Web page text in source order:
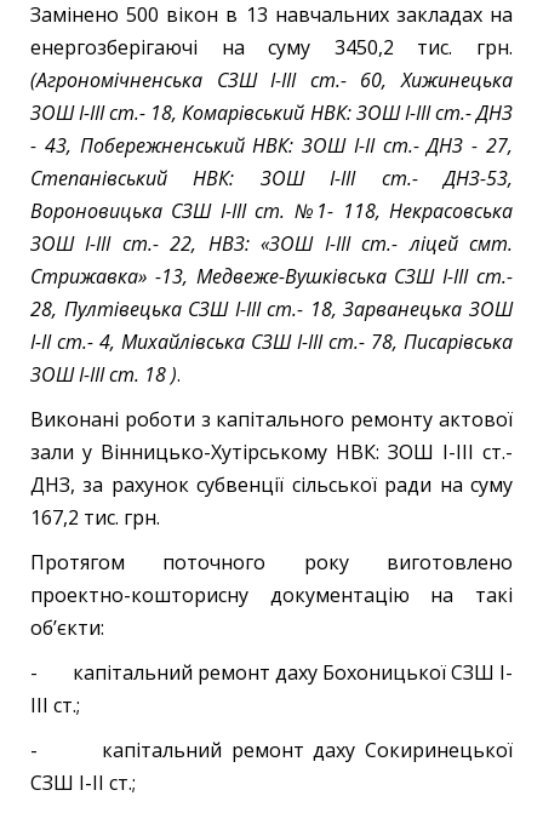
Замінено 500 вікон в 13 навчальних закладах на
енергозберігаючі на суму 3450,2 тис. грн.
(Агрономічненська СЗШ І-ІІІ ст.- 60, Хижинецька
ЗОШ І-ІІІ ст.- 18, Комарівський НВК: ЗОШ І-ІІІ ст.- ДНЗ
- 43, Побережненський НВК: ЗОШ І-ІІ ст.- ДНЗ - 27,
Степанівський НВК: ЗОШ І-ІІІ ст.- ДНЗ-53,
Вороновицька СЗШ І-ІІІ ст. №1- 118, Некрасовська
ЗОШ І-ІІІ ст.- 22, НВЗ: «ЗОШ І-ІІІ ст.- ліцей смт.
Стрижавка» -13, Медвеже-Вушківська СЗШ І-ІІІ ст.-
28, Пултівецька СЗШ І-ІІІ ст.- 18, Зарванецька ЗОШ
І-ІІ ст.- 4, Михайлівська СЗШ І-ІІІ ст.- 78, Писарівська
ЗОШ І-ІІІ ст. 18).
Виконані роботи з капітального ремонту актової
зали у Вінницько-Хутірському НВК: ЗОШ І-ІІІ ст.-
ДНЗ, за рахунок субвенції сільської ради на суму
167,2 тис. грн.
Протягом поточного року виготовлено
проектно-кошторисну документацію на такі
об’єкти:
- капітальний ремонт даху Бохоницької СЗШ І-
ІІІ ст.;
- капітальний ремонт даху Сокиринецької
СЗШ І-ІІ ст.;